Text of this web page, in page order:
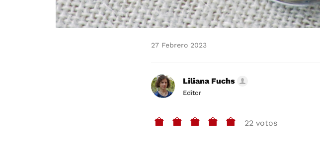
27 Febrero 2023
Liliana Fuchs
Editor
22 votos